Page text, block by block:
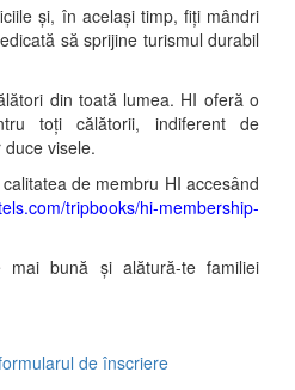
și, în același timp, fiți mândri
să sprijine turismul durabil
din toată lumea. HI oferă o
toți călătorii, indiferent de
visele.
de membru HI accesând
tripbooks/hi-membership-
bună și alătură-te familiei
de înscriere